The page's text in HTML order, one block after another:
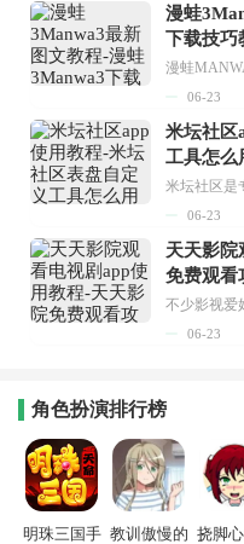
漫蛙
下载技巧
06-23
米坛社区
工具怎么
06-23
天天影院
免费观看
06-23
角色扮演排行榜
明珠三国手 教训傲慢的 挠脚